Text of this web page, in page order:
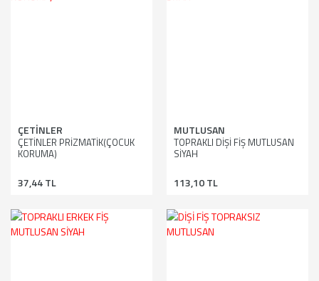
ÇETİNLER
ÇETİNLER PRİZMATİK(ÇOCUK
KORUMA)
37,44 TL
MUTLUSAN
TOPRAKLI DİŞİ FİŞ MUTLUSAN
SİYAH
113,10 TL